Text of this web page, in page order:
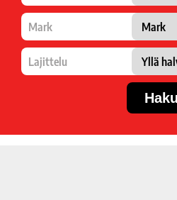
Mark
Lajittelu